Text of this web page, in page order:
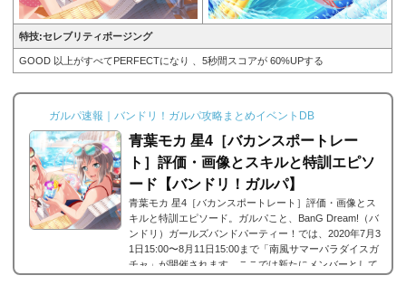
特技:セレブリティポージング
GOOD 以上がすべてPERFECTになり 、5秒間スコアが 60%UPする
ガルパ速報｜バンドリ！ガルパ攻略まとめイベントDB
青葉モカ 星4［バカンスポートレー
ト］評価・画像とスキルと特訓エピソ
ード【バンドリ！ガルパ】
青葉モカ 星4［バカンスポートレート］評価・画像とス
キルと特訓エピソード。ガルパこと、BanG Dream!（バ
ンドリ）ガールズバンドパーティー！では、2020年7月3
1日15:00〜8月11日15:00まで「南風サマーパラダイスガ
チャ」が開催されます。ここでは新たにメンバーとして